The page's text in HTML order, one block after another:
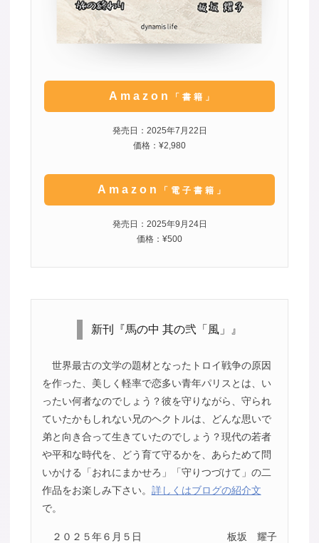
Amazon 「書籍」
発売日：2025年7月22日
価格：¥2,980
Amazon 「電子書籍」
発売日：2025年9月24日
価格：¥500
新刊『馬の中 其の弐「風」』
世界最古の文学の題材となったトロイ戦争の原因
を作った、美しく軽率で恋多い青年パリスとは、い
ったい何者なのでしょう？彼を守りながら、守られ
ていたかもしれない兄のヘクトルは、どんな思いで
弟と向き合って生きていたのでしょう？現代の若者
や平和な時代を、どう育て守るかを、あらためて問
いかける「おれにまかせろ」「守りつづけて」の二
作品をお楽しみ下さい。 詳しくはブログの紹介文
で。
２０２５年６月５日 板坂 耀子